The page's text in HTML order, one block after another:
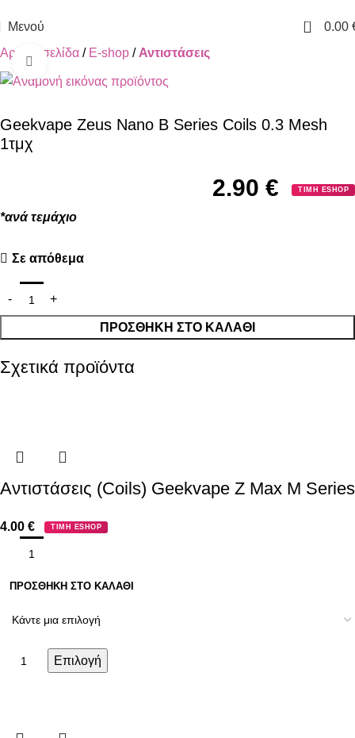
Μενού 0 0.00
Αρχική σελίδα
E-shop Αντιστάσεις
Κλικ για μεγέθυνση
Geekvape Zeus Nano B Series Coils 0.3 Mesh
1τμχ
2.90 € ΤΙΜΗ ESHOP
*ανά τεμάχιο
Σε απόθεμα
ΠΡΟΣΘΉΚΗ ΣΤΟ ΚΑΛΆΘΙ
Σχετικά προϊόντα
Αντιστάσεις (Coils) Geekvape Z Max M Series
4.00 € ΤΙΜΗ ESHOP
ΠΡΟΣΘΉΚΗ ΣΤΟ ΚΑΛΆΘΙ
Επιλογή